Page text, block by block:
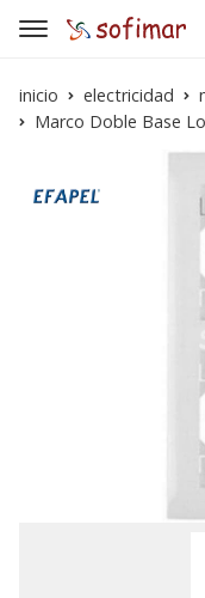
inicio electricidad
Marco Doble Base